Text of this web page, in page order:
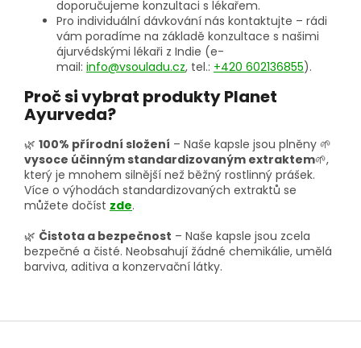
doporučujeme konzultaci s lékařem.
Pro individuální dávkování nás kontaktujte – rádi
vám poradíme na základě konzultace s našimi
ájurvédskými lékaři z Indie (e-
mail: info@vsouladu.cz, tel.: +420 602136855).
Proč si vybrat produkty Planet
Ayurveda?
🌿 100% přírodní složení – Naše kapsle jsou plněny 🌱
vysoce účinným standardizovaným extraktem🌱,
který je mnohem silnější než běžný rostlinný prášek.
Více o výhodách standardizovaných extraktů se
můžete dočíst zde.
🌿 Čistota a bezpečnost – Naše kapsle jsou zcela
bezpečné a čisté. Neobsahují žádné chemikálie, umělá
barviva, aditiva a konzervační látky.
Z